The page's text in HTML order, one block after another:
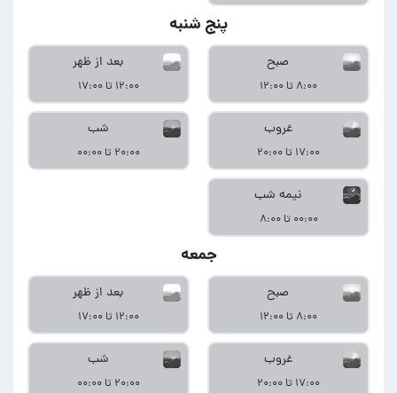
پنج شنبه
صبح
۸:۰۰ تا ۱۲:۰۰
بعد از ظهر
۱۲:۰۰ تا ۱۷:۰۰
غروب
۱۷:۰۰ تا ۲۰:۰۰
شب
۲۰:۰۰ تا ۰۰:۰۰
نیمه شب
۰۰:۰۰ تا ۸:۰۰
جمعه
صبح
۸:۰۰ تا ۱۲:۰۰
بعد از ظهر
۱۲:۰۰ تا ۱۷:۰۰
غروب
۱۷:۰۰ تا ۲۰:۰۰
شب
۲۰:۰۰ تا ۰۰:۰۰